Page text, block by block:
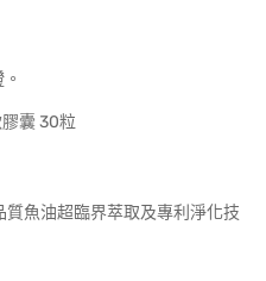
囊 30粒
魚油超臨界萃取及專利淨化技